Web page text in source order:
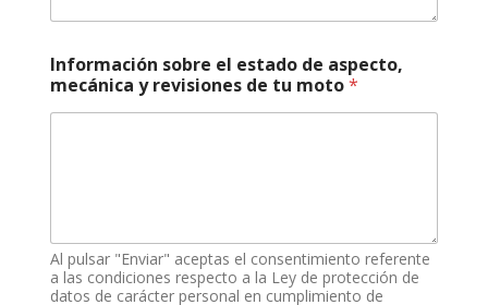
Información sobre el estado de aspecto,
mecánica y revisiones de tu moto*
Al pulsar "Enviar" aceptas el consentimiento referente
a las condiciones respecto a la Ley de protección de
datos de carácter personal en cumplimiento de